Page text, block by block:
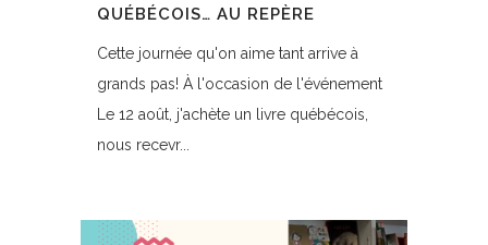
QUÉBÉCOIS… AU REPÈRE
Cette journée qu'on aime tant arrive à
grands pas! À l'occasion de l'événement
Le 12 août, j'achète un livre québécois,
nous recevr...